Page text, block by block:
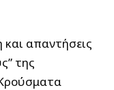
απαντήσεις
της